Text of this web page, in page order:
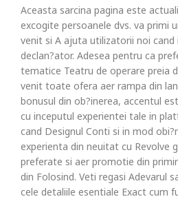
Aceasta sarcina pagina este
excogite persoanele dvs. va primi
venit si A ajuta utilizatorii noi cand
declan?ator. Adesea pentru ca
tematice Teatru de operare preia
venit toate ofera aer rampa din
bonusul din ob?inerea, accentul
cu inceputul experientei tale in
cand Designul Conti si in mod
experienta din neuitat cu Revolve
preferate si aer promotie din
din Folosind. Veti regasi Adevarul
cele detaliile esentiale Exact cum